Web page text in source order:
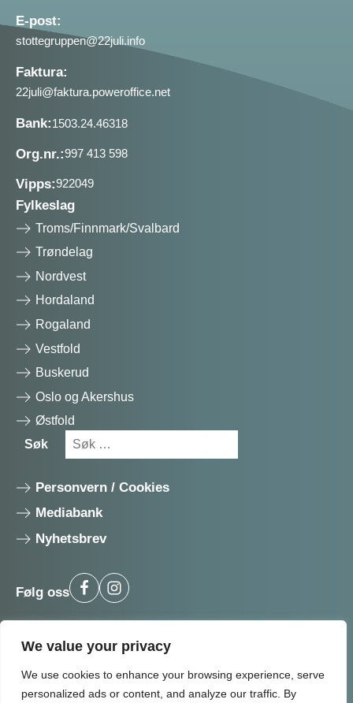
We value your privacy
We use cookies to enhance your browsing experience, serve
personalized ads or content, and analyze our traffic. By
E-post:
stottegruppen@22juli.info
Faktura:
22juli@faktura.poweroffice.net
Bank:1503.24.46318
Org.nr.:997 413 598
Vipps:922049
Fylkeslag
Troms/Finnmark/Svalbard
Trøndelag
Nordvest
Hordaland
Rogaland
Vestfold
Buskerud
Oslo og Akershus
Østfold
Søk
Søk
etter:
Personvern / Cookies
Mediabank
Nyhetsbrev
Følg oss
BLI MEDLEM